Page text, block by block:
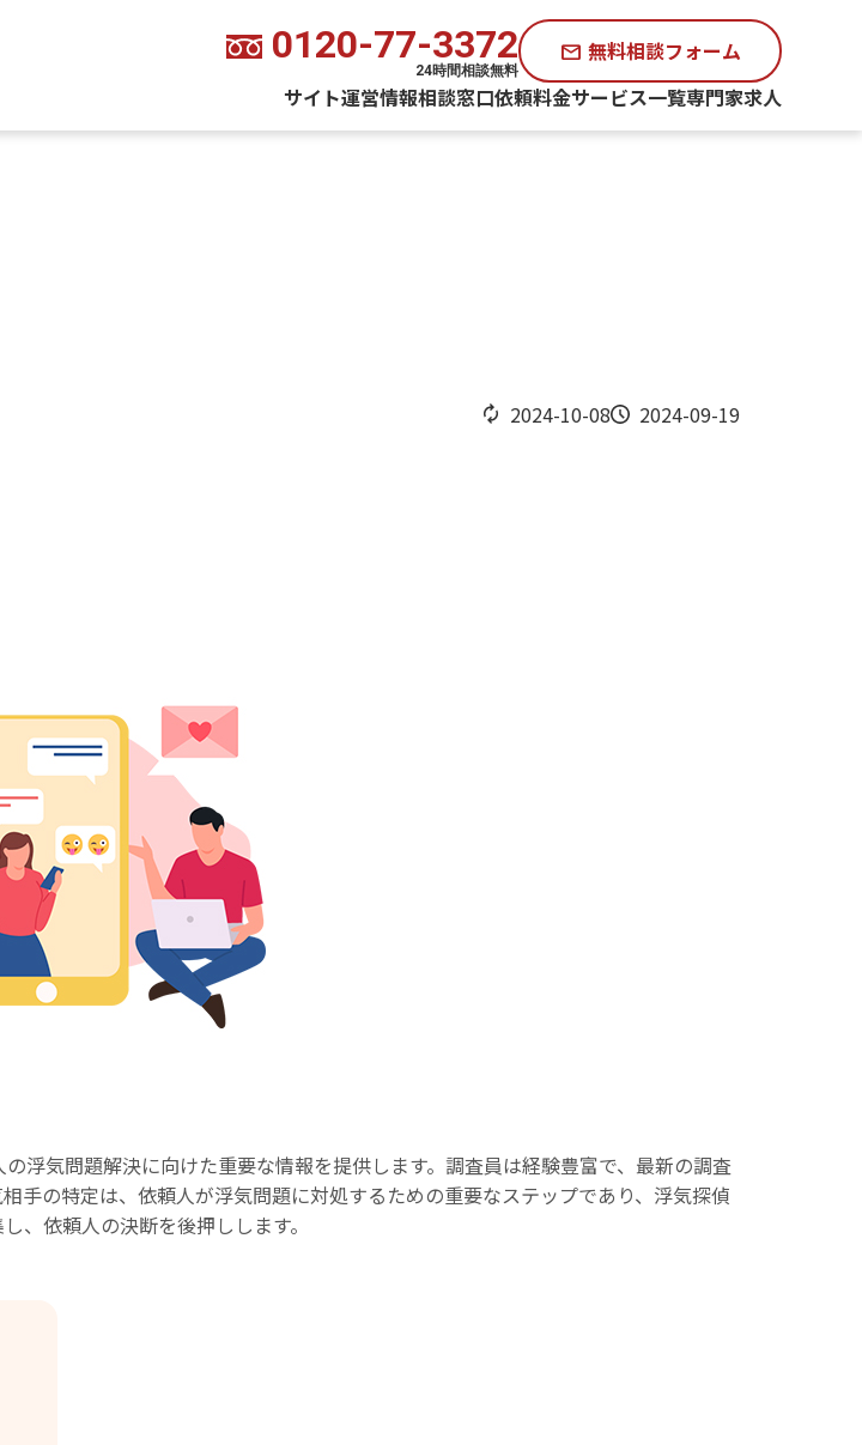
0120-77-3372
24時間相談無料
mail 無料相談フォーム
サイト運営情報相談窓口依頼料金サービス一覧専門家求人
2024-10-08 2024-09-19
浮気問題解決に向けた重要な情報を提供します。調査員は経験豊富で、最新の調査
手の特定は、依頼人が浮気問題に対処するための重要なステップであり、浮気探偵
、依頼人の決断を後押しします。